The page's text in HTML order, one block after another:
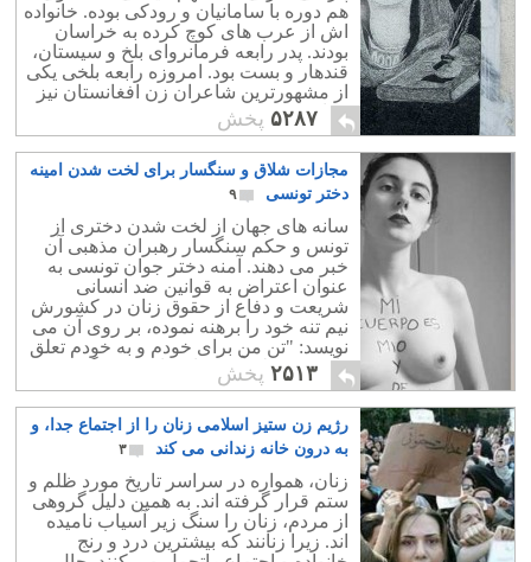
هم دوره با سامانیان و رودکی بوده. خانواده
اش از عرب های کوچ کرده به خراسان
بودند. پدر رابعه فرمانروای بلخ و سیستان،
قندهار و بست بود. امروزه رابعه بلخی یکی
از مشهورترین شاعران زن افغانستان نیز
خوانده می شود.
۵۲۸۷ پخش
مجازات شلاق و سنگسار برای لخت شدن امینه
دختر تونسی
۹
سانه های جهان از لخت شدن دختری از
تونس و حکم سنگسار رهبران مذهبی آن
خبر می دهند. آمنه دختر جوان تونسی به
عنوان اعتراض به قوانین ضد انسانی
شریعت و دفاع از حقوق زنان در کشورش
نیم تنه خود را برهنه نموده، بر روی آن می
نویسد: "تن من برای خودم و به خودم تعلق
دارد و وسیله آبرو و افتخار فرد دیگری
نیست".
۲۵۱۳ پخش
رژیم زن ستیز اسلامی زنان را از اجتماع جدا، و
به درون خانه زندانی می کند
۳
زنان، همواره در سراسر تاریخ مورد ظلم و
ستم قرار گرفته اند. به همین دلیل گروهی
از مردم، زنان را سنگ زیر آسیاب نامیده
اند. زیرا زنانند که بیشترین درد و رنج